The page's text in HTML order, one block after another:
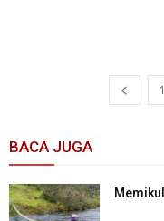
1
BACA JUGA